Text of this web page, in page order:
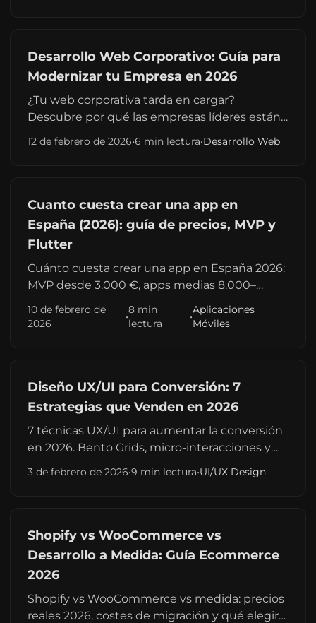
Desarrollo Web Corporativo: Guía para
Modernizar tu Empresa en 2026
¿Tu web corporativa tarda en cargar?
Descubre por qué las empresas líderes están
migrando de WordPress tradicionales a
12 de febrero de 2026•6 min lectura•Desarrollo Web
Cuanto cuesta crear una app en
España (2026): guía de precios, MVP y
Flutter
Cuánto cuesta crear una app en España 2026:
MVP desde 3.000 €, apps medias 8.000–
25.000 €. Rangos Flutter, costes ocultos y
cómo comparar presupuestos sin sorpresas.
10 de febrero de
2026
•
8 min
lectura
•
Aplicaciones
Móviles
Diseño UX/UI para Conversión: 7
Estrategias que Venden en 2026
7 técnicas UX/UI para aumentar la conversión
en 2026. Bento Grids, micro-interacciones y
accesibilidad que convierten. Guía práctica
3 de febrero de 2026•9 min lectura•UI/UX Design
Shopify vs WooCommerce vs
Desarrollo a Medida: Guía Ecommerce
2026
Shopify vs WooCommerce vs medida: precios
reales 2026, costes de migración y qué elegir